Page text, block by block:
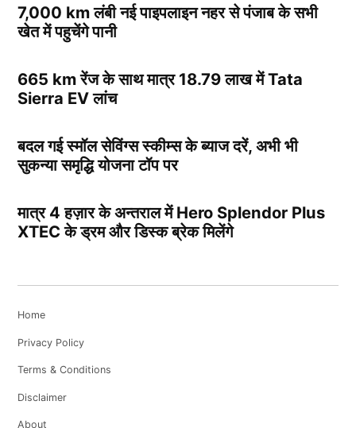
7,000 km लंबी नई पाइपलाइन नहर से पंजाब के सभी
खेत में पहुचेंगे पानी
665 km रेंज के साथ मात्र 18.79 लाख में Tata
Sierra EV लांच
बदल गई स्मॉल सेविंग्स स्कीम्स के ब्याज दरें, अभी भी
सुकन्या समृद्धि योजना टॉप पर
मात्र 4 हज़ार के अन्तराल में Hero Splendor Plus
XTEC के ड्रम और डिस्क ब्रेक मिलेंगे
Home
Privacy Policy
Terms & Conditions
Disclaimer
About